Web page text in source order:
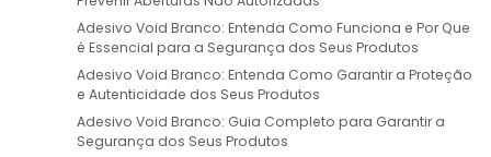
Adesivo Void Branco: Entenda Como Funciona e Por Que
é Essencial para a Segurança dos Seus Produtos
Adesivo Void Branco: Entenda Como Garantir a Proteção
e Autenticidade dos Seus Produtos
Adesivo Void Branco: Guia Completo para Garantir a
Segurança dos Seus Produtos